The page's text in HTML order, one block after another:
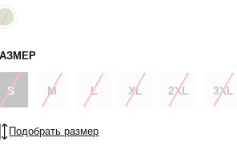
S M L XL 2XL 3XL
Подобрать размер